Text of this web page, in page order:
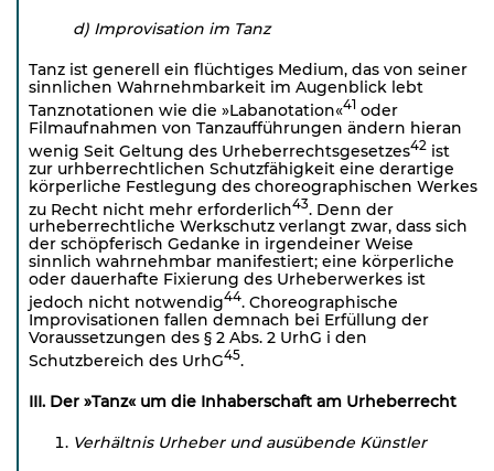
d) Improvisation im Tanz
Tanz ist generell ein flüchtiges Medium, das von seiner
sinnlichen Wahrnehmbarkeit im Augenblick lebt
Tanznotationen wie die »Labanotation«41 oder
Filmaufnahmen von Tanzaufführungen ändern hieran
wenig Seit Geltung des Urheberrechtsgesetzes42 ist
zur urhberrechtlichen Schutzfähigkeit eine derartige
körperliche Festlegung des choreographischen Werkes
zu Recht nicht mehr erforderlich43. Denn der
urheberrechtliche Werkschutz verlangt zwar, dass sich
der schöpferisch Gedanke in irgendeiner Weise
sinnlich wahrnehmbar manifestiert; eine körperliche
oder dauerhafte Fixierung des Urheberwerkes ist
jedoch nicht notwendig44. Choreographische
Improvisationen fallen demnach bei Erfüllung der
Voraussetzungen des § 2 Abs. 2 UrhG i den
Schutzbereich des UrhG45.
III. Der »Tanz« um die Inhaberschaft am Urheberrecht
Verhältnis Urheber und ausübende Künstler